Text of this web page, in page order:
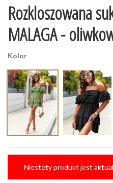
Rozkloszowana
MALAGA -
Kolor
Niestety produkt jest